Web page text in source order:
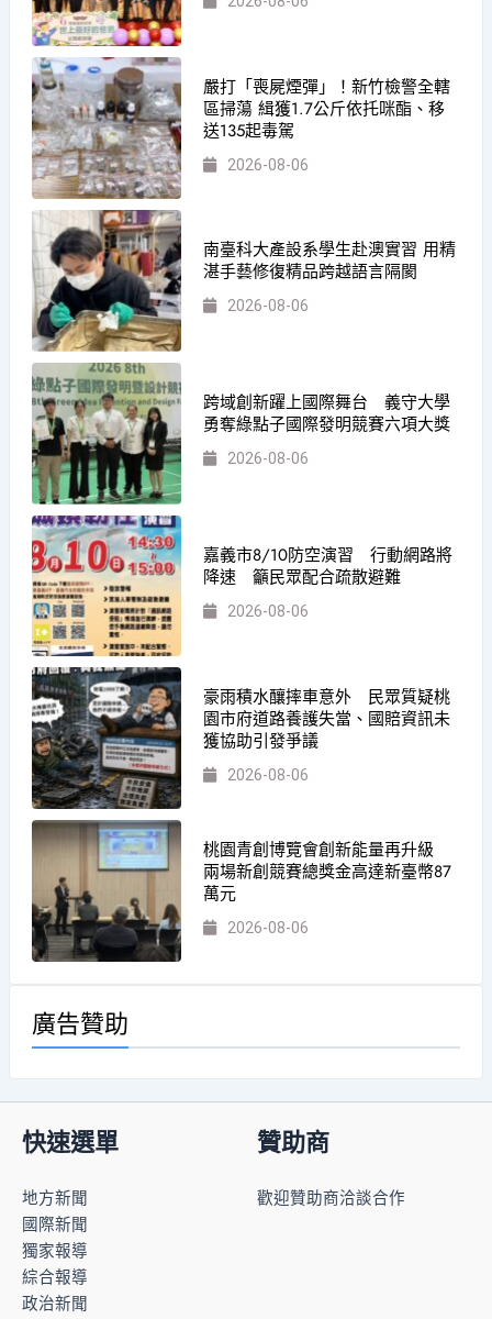
嚴打「喪屍煙彈」！新竹檢警全轄
區掃蕩 緝獲1.7公斤依托咪酯、移
送135起毒駕
2026-08-06
南臺科大產設系學生赴澳實習 用精
湛手藝修復精品跨越語言隔閡
2026-08-06
跨域創新躍上國際舞台 義守大學
勇奪綠點子國際發明競賽六項大獎
2026-08-06
嘉義市8/10防空演習 行動網路將
降速 籲民眾配合疏散避難
2026-08-06
豪雨積水釀摔車意外 民眾質疑桃
園市府道路養護失當、國賠資訊未
獲協助引發爭議
2026-08-06
桃園青創博覽會創新能量再升級
兩場新創競賽總獎金高達新臺幣87
萬元
2026-08-06
廣告贊助
快速選單
地方新聞
國際新聞
獨家報導
綜合報導
政治新聞
贊助商
歡迎贊助商洽談合作